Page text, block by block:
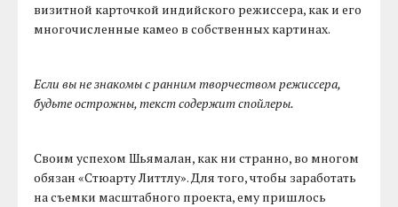
визитной карточкой индийского режиссера, как и его
многочисленные камео в собственных картинах.
Если вы не знакомы с ранним творчеством режиссера,
будьте острожны, текст содержит спойлеры.
Своим успехом Шьямалан, как ни странно, во многом
обязан «Стюарту Литтлу». Для того, чтобы заработать
на съемки масштабного проекта, ему пришлось